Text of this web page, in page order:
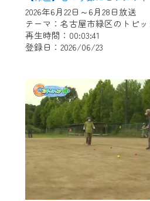
2026年6月22日～6月28日放送
テーマ：名古屋市緑区のトピッ
再生時間：00:03:41
登録日：2026/06/23